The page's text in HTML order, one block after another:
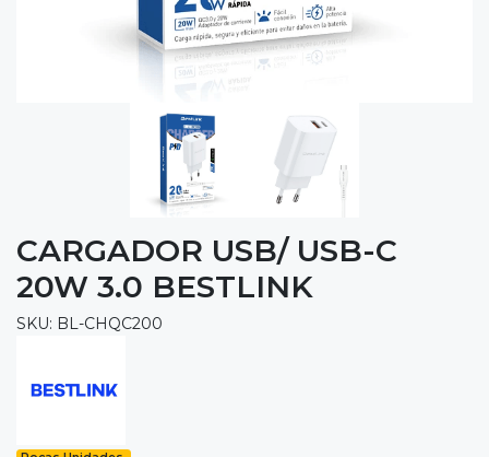
CARGADOR USB/ USB-C
20W 3.0 BESTLINK
SKU: BL-CHQC200